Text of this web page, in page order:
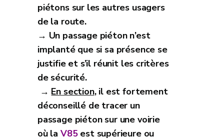
piétons sur les autres usagers
de la route.
→ Un passage piéton n’est
implanté que si sa présence se
justifie et s’il réunit les critères
de sécurité.
→ En section, il est fortement
déconseillé de tracer un
passage piéton sur une voirie
où la V85est supérieure ou